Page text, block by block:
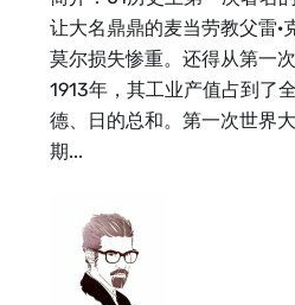
让大名鼎鼎的麦当劳教父雷
莫尔损失惨重。还得从第一
1913年，其工业产值占到了
德、日的总和。第一次世界
期...